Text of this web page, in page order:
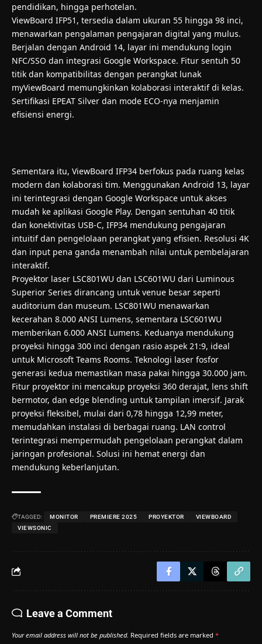
pendidikan, hingga perhotelan.
ViewBoard IFP51, tersedia dalam ukuran 55 hingga 98 inci,
menawarkan pengalaman pengajaran digital yang mulus.
Berjalan dengan Android 14, layar ini mendukung login
NFC/SSO dan integrasi Google Workspace. Fitur sentuh 50
titik dan kompatibilitas dengan perangkat lunak
myViewBoard memungkinkan kolaborasi interaktif di kelas.
Sertifikasi EPEAT Silver dan mode ECO-nya menjamin
efisiensi energi.
Sementara itu, ViewBoard IFP34 berfokus pada ruang kelas
modern dan kolaborasi tim. Menggunakan Android 13, layar
ini terintegrasi dengan Google Workspace untuk akses
mudah ke aplikasi Google Play. Dengan sentuhan 40 titik
dan konektivitas USB-C, IFP34 mendukung pengajaran
intuitif dan pengelolaan perangkat yang efisien. Resolusi 4K
dan input pena ganda menambah nilai untuk pembelajaran
interaktif.
Proyektor laser LSC801WU dan LSC601WU dari Luminous
Superior Series dirancang untuk venue besar seperti
auditorium dan museum. LSC801WU menawarkan
kecerahan 8.000 ANSI Lumens, sementara LSC601WU
memberikan 6.000 ANSI Lumens. Keduanya mendukung
proyeksi hingga 300 inci dengan rasio aspek 21:9, ideal
untuk Microsoft Teams Rooms. Teknologi laser fosfor
generasi kedua memastikan masa pakai hingga 30.000 jam.
Fitur proyektor ini mencakup proyeksi 360 derajat, lens shift
bermotor, dan edge blending untuk tampilan imersif. Jarak
proyeksi fleksibel, mulai dari 0,78 hingga 12,99 meter,
memudahkan instalasi di berbagai ruang. LAN control
terintegrasi mempermudah pengelolaan perangkat dalam
jaringan profesional. Solusi ini hemat energi dan
mendukung keberlanjutan.
TAGGED: MONITOR PREMIERE 2025 PROYEKTOR
VIEWBOARD
VIEWSONIC
Leave a Comment
Your email address will not be published. Required fields are marked *